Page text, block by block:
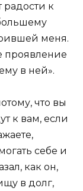
радости к
меня.
проявление
в ней».
что вы
к вам, если
себе и
как он,
в долг,